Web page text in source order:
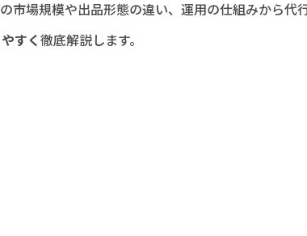
市場規模や出品形態の違い、運用の仕組みから代
すく徹底解説します。